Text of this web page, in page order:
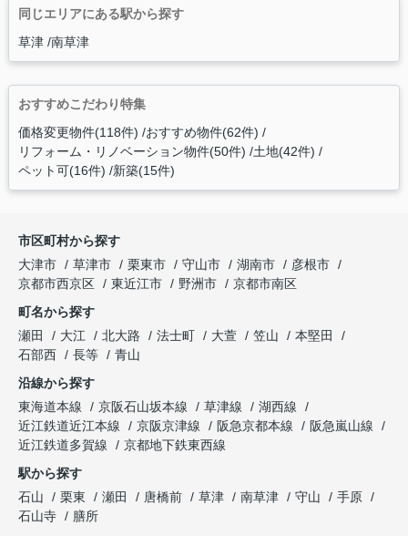
同じエリアにある駅から探す
草津 南草津
おすすめこだわり特集
価格変更物件(118件) おすすめ物件(62件)
リフォーム・リノベーション物件(50件) 土地(42件)
ペット可(16件) 新築(15件)
市区町村から探す
大津市
草津市 栗東市 守山市 湖南市
彦根市
京都市西京区
東近江市 野洲市
京都市南区
町名から探す
瀬田
大江 北大路 法士町 大萱 笠山
本堅田
石部西
長等
青山
沿線から探す
東海道本線
京阪石山坂本線 草津線
湖西線
近江鉄道近江本線
京阪京津線 阪急京都本線
阪急嵐山線
近江鉄道多賀線
京都地下鉄東西線
駅から探す
石山
栗東 瀬田 唐橋前 草津 南草津 守山
手原
石山寺
膳所